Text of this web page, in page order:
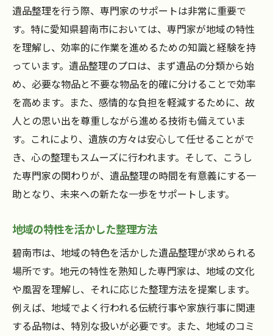
遺品整理を行う際、専門家のサポートは非常に重要で
す。特に愛知県碧南市においては、専門家が地域の特性
を理解し、効率的に作業を進めるための知識と経験を持
っています。遺品整理のプロは、まず遺品の分類から始
め、必要な物品と不要な物品を的確に分けることで効率
を高めます。また、感情的な負担を軽減するために、故
人との思い出を尊重しながら進める技術も備えていま
す。これにより、遺族の方々は安心して任せることがで
き、心の整理もスムーズに行われます。そして、こうし
た専門家の関わりが、遺品整理の時間を有意義にする一
助となり、未来への新たな一歩をサポートします。
地域の特性を活かした整理方法
碧南市は、地域の特色を活かした遺品整理が求められる
場所です。地元の特性を熟知した専門家は、地域の文化
や風習を理解し、それに応じた整理方法を提案します。
例えば、地域でよく行われる伝統行事や家族行事に関連
する品物は、特別な扱いが必要です。また、地域のコミ